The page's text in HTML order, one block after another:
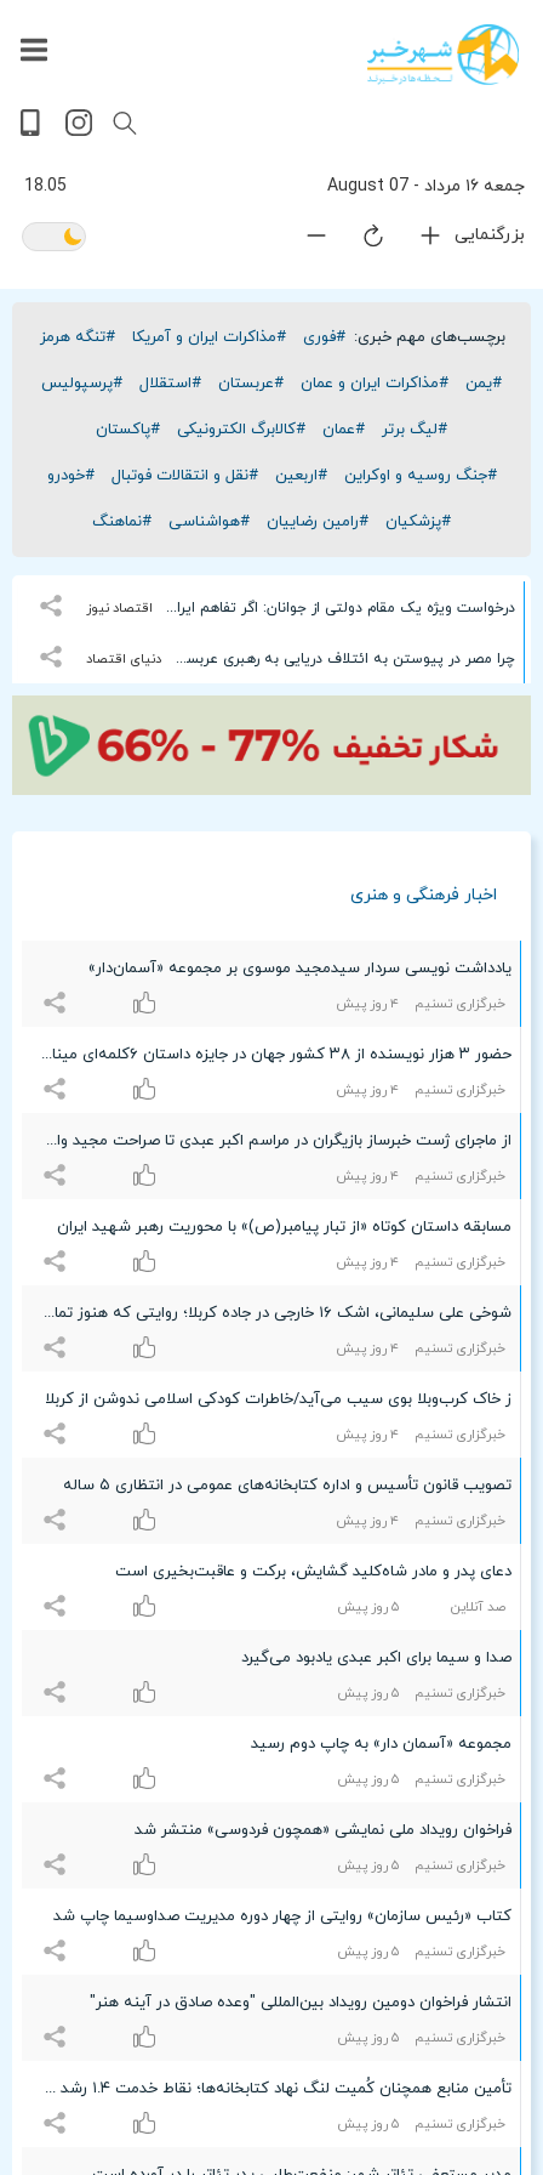
جمعه ۱۶ مرداد - 07 August 18.05
بزرگنمایی
پربیننده‌ترین
اخبار
آخرین
اخبار
پخش
داغ
ترین
سیاسی
ورزشی
اقتصادی
حوادث
گوناگون
تصویری
سلامت
جهان
فرهنگی
ویدیویی
بازار
برچسب‌های مهم خبری: #فوری #مذاکرات ایران و آمریکا #تنگه هرمز
#یمن #مذاکرات ایران و عمان #عربستان #استقلال #پرسپولیس
#لیگ برتر #عمان #کالابرگ الکترونیکی #پاکستان
#جنگ روسیه و اوکراین #اربعین #نقل و انتقالات فوتبال #خودرو
#پزشکیان #رامین رضاییان #هواشناسی #نماهنگ
اقتصاد نیوز درخواست ویژه یک مقام دولتی از جوانان: اگر تفاهم ایران و آمریکارا برای آینده ایران مفید می‌دانید، آن را با صدای بلند مطالبه کنید | کنشکر و ‌ذی‌نفع باشید، منفعل نمانید
دنیای اقتصاد چرا مصر در پیوستن به ائتلاف دریایی به رهبری عربستان علیه انصارالله تردید دارد؟
اخبار فرهنگی و هنری
یادداشت نویسی سردار سید‌مجید موسوی بر مجموعه «آسمان‌دار»
خبرگزاری تسنیم ۴ روز پیش
حضور ٣ هزار نویسنده از ٣۸ کشور جهان در جایزه داستان ۶کلمه‌ای میناب
خبرگزاری تسنیم ۴ روز پیش
از ماجرای ژست خبرساز بازیگران در مراسم اکبر عبدی تا صراحت مجید واشقانی
خبرگزاری تسنیم ۴ روز پیش
مسابقه داستان کوتاه «از تبار پیامبر(ص)» با محوریت رهبر شهید ایران
خبرگزاری تسنیم ۴ روز پیش
شوخی علی سلیمانی، اشک ۱۶ خارجی در جاده کربلا؛ روایتی که هنوز تمام نشده
خبرگزاری تسنیم ۴ روز پیش
ز خاک کرب‌و‌بلا بوی سیب می‌آید/خاطرات کودکی اسلامی‌ ندوشن از کربلا
خبرگزاری تسنیم ۴ روز پیش
تصویب قانون تأسیس و اداره کتابخانه‌های عمومی در انتظاری ۵ ساله
خبرگزاری تسنیم ۴ روز پیش
دعای پدر و مادر شاه‌کلید گشایش، برکت و عاقبت‌بخیری است
صد آنلاین ۵ روز پیش
صدا و سیما برای اکبر عبدی یادبود می‌گیرد
خبرگزاری تسنیم ۵ روز پیش
مجموعه «آسمان دار» به چاپ دوم رسید
خبرگزاری تسنیم ۵ روز پیش
فراخوان رویداد ملی نمایشی «همچون فردوسی» منتشر شد
خبرگزاری تسنیم ۵ روز پیش
کتاب «رئیس سازمان» روایتی از چهار دوره مدیریت صداوسیما چاپ شد
خبرگزاری تسنیم ۵ روز پیش
انتشار فراخوان دومین رویداد بین‌المللی "وعده صادق در آینه هنر"
خبرگزاری تسنیم ۵ روز پیش
تأمین منابع همچنان کُمیت لنگ نهاد کتابخانه‌ها؛ نقاط خدمت ۱.۴ رشد کرد
خبرگزاری تسنیم ۵ روز پیش